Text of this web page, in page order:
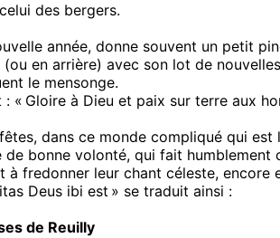
des bergers.
année, donne souvent un petit
en arrière) avec son lot de
le mensonge.
« Gloire à Dieu et paix sur terre aux
dans ce monde compliqué qui est
bonne volonté, qui fait
à fredonner leur chant céleste,
Deus ibi est » se traduit ainsi :
de Reuilly